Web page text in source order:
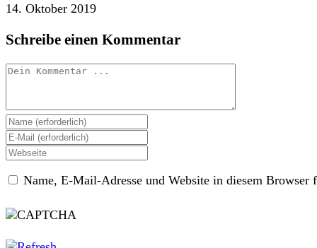
14. Oktober 2019
Schreibe einen Kommentar
Kommentieren
Gib
deinen
Namen
oder
Benutzernamen
Kommentieren
ein
Gib
deine
E-
Mail-
zum
ein
Gib
Website-
ein
Name, E-Mail-Adresse und Website in diesem Browser